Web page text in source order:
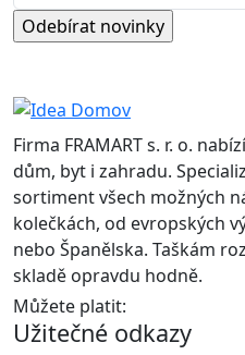
Firma FRAMART s. r. o.
dům, byt i zahradu.
sortiment všech možných
kolečkách, od evropských
nebo Španělska. Taškám
skladě opravdu hodně.
Můžete platit:
Užitečné odkazy